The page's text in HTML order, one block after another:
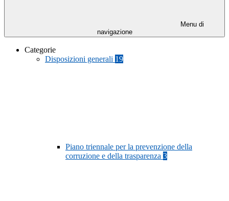
Menu di
navigazione
Categorie
Disposizioni generali 19
Piano triennale per la prevenzione della
corruzione e della trasparenza 3